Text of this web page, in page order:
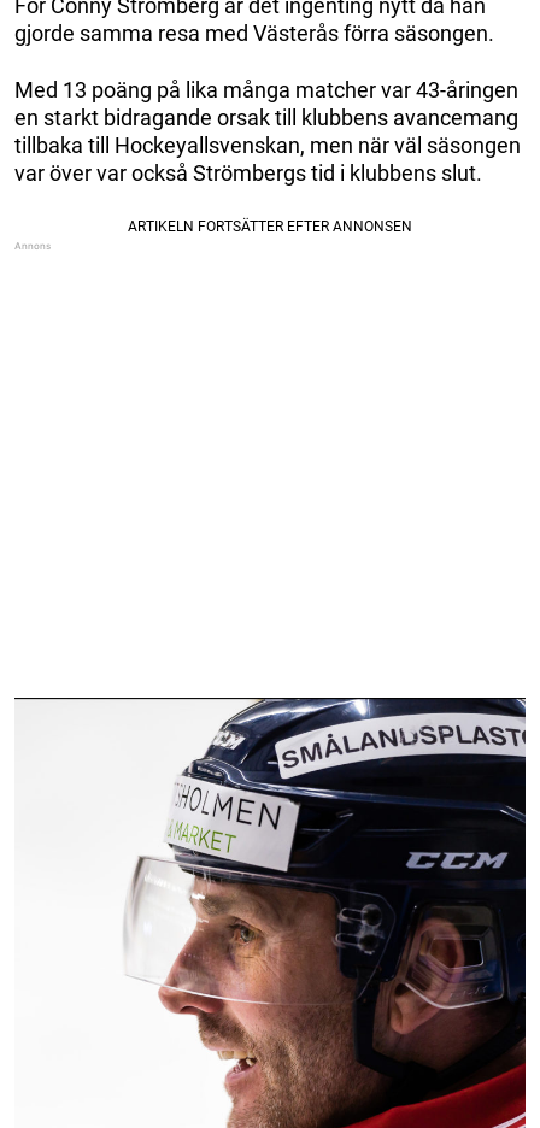
För Conny Strömberg är det ingenting nytt då han
gjorde samma resa med Västerås förra säsongen.
Med 13 poäng på lika många matcher var 43-åringen
en starkt bidragande orsak till klubbens avancemang
tillbaka till Hockeyallsvenskan, men när väl säsongen
var över var också Strömbergs tid i klubbens slut.